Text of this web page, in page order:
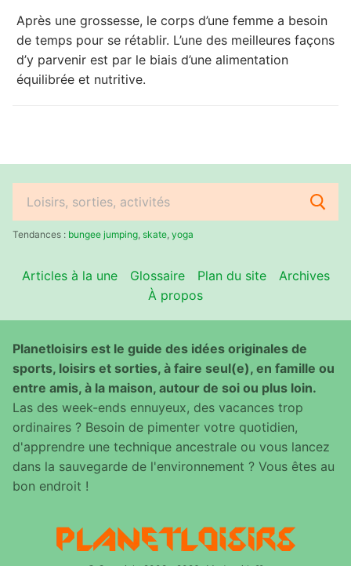
Après une grossesse, le corps d’une femme a besoin
de temps pour se rétablir. L’une des meilleures façons
d’y parvenir est par le biais d’une alimentation
équilibrée et nutritive.
Rechercher
:Tendances : bungee jumping skate yoga
Articles à la une Glossaire Plan du site
Archives
À propos
Planetloisirs est le guide des idées originales de
sports, loisirs et sorties, à faire seul(e), en famille ou
entre amis, à la maison, autour de soi ou plus loin.
Las des week-ends ennuyeux, des vacances trop
ordinaires ? Besoin de pimenter votre quotidien,
d'apprendre une technique ancestrale ou vous lancez
dans la sauvegarde de l'environnement ? Vous êtes au
bon endroit !